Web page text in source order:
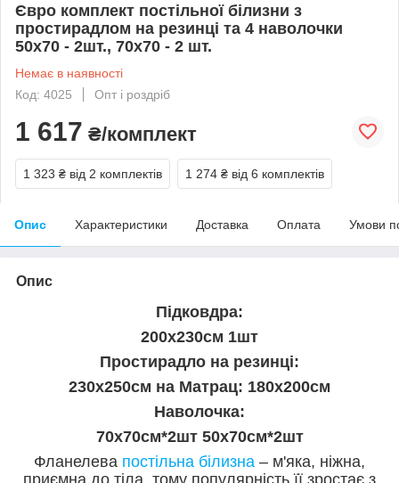
Євро комплект постільної білизни з
простирадлом на резинці та 4 наволочки
50х70 - 2шт., 70х70 - 2 шт.
Немає в наявності
Код: 4025
Опт і роздріб
1 617 ₴/комплект
1 323 ₴ від 2 комплектів 1 274 ₴ від 6 комплектів
Опис Характеристики Доставка Оплата Умови
Опис
Підковдра:
200x230см 1шт
Простирадло на резинці:
230х250см на Матрац: 180х200см
Наволочка:
70х70см*2шт 50х70см*2шт
Фланелева постільна білизна – м'яка, ніжна,
приємна до тіла, тому популярність її зростає з